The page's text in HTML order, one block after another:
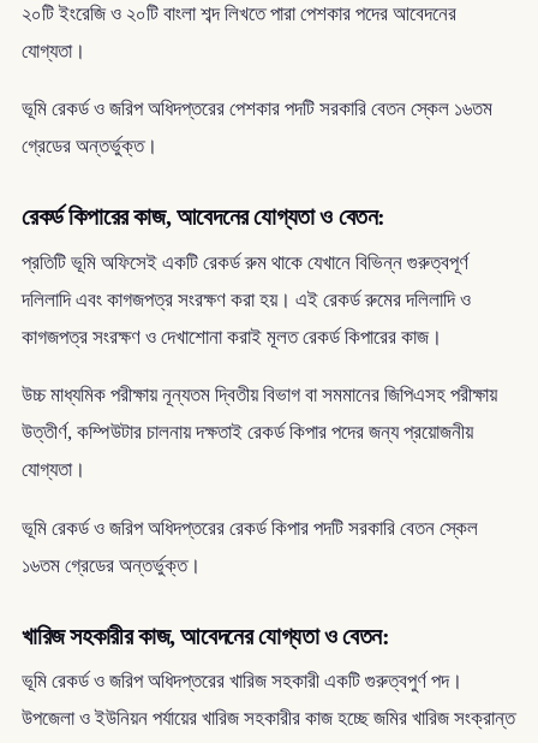
২০টি ইংরেজি ও ২০টি বাংলা শব্দ লিখতে পারা পেশকার পদের আবেদনের
যোগ্যতা।
ভূমি রেকর্ড ও জরিপ অধিদপ্তরের পেশকার পদটি সরকারি বেতন স্কেল ১৬তম
গ্রেডের অন্তর্ভুক্ত।
রেকর্ড কিপারের কাজ, আবেদনের যোগ্যতা ও বেতন:
প্রতিটি ভূমি অফিসেই একটি রেকর্ড রুম থাকে যেখানে বিভিন্ন গুরুত্বপূর্ণ
দলিলাদি এবং কাগজপত্র সংরক্ষণ করা হয়। এই রেকর্ড রুমের দলিলাদি ও
কাগজপত্র সংরক্ষণ ও দেখাশোনা করাই মূলত রেকর্ড কিপারের কাজ।
উচ্চ মাধ্যমিক পরীক্ষায় নূন্যতম দ্বিতীয় বিভাগ বা সমমানের জিপিএসহ পরীক্ষায়
উত্তীর্ণ, কম্পিউটার চালনায় দক্ষতাই রেকর্ড কিপার পদের জন্য প্রয়োজনীয়
যোগ্যতা।
ভূমি রেকর্ড ও জরিপ অধিদপ্তরের রেকর্ড কিপার পদটি সরকারি বেতন স্কেল
১৬তম গ্রেডের অন্তর্ভুক্ত।
খারিজ সহকারীর কাজ, আবেদনের যোগ্যতা ও বেতন:
ভূমি রেকর্ড ও জরিপ অধিদপ্তরের খারিজ সহকারী একটি গুরুত্বপুর্ণ পদ।
উপজেলা ও ইউনিয়ন পর্যায়ের খারিজ সহকারীর কাজ হচ্ছে জমির খারিজ সংক্রান্ত